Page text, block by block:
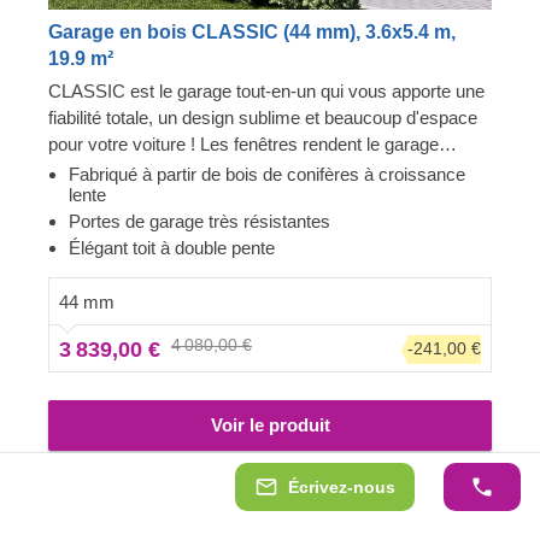
Écrivez-nous
Garage en bois CLASSIC (44 mm), 3.6x5.4 m,
19.9 m²
CLASSIC est le garage tout-en-un qui vous apporte une
fiabilité totale, un design sublime et beaucoup d'espace
pour votre voiture ! Les fenêtres rendent le garage
lumineux et accueillant, et la construction robuste
assure la sécurité de votre voiture. Préparez-vous à
faire moins d'allers-retours à la station de lavage et à
être fier de montrer votre toute nouvelle construction en
bois à vos invités. CLASSIC est un petit bijou qui
apporte de grands avantages !
Fabriqué à partir de bois de conifères à croissance
lente
Portes de garage très résistantes
Élégant toit à double pente
44 mm
3 839,00 € 4 080,00 € -241,00 €
Voir le produit